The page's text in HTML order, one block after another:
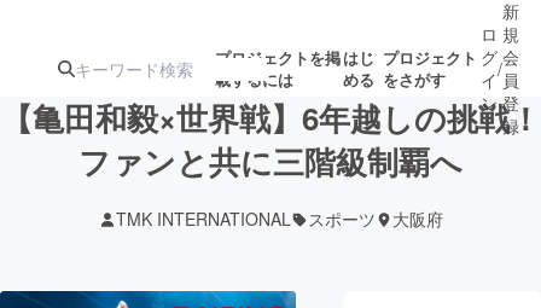
プロジェクトを掲
載するには
はじ
める
プロジェクト
をさがす
ターン
ジェクト
募集終了が近いプ
ロジェクト
もうすぐ公開
されます
ロ
グ
イ
ン
/
新
規
会
員
登
録
【亀田和毅×世界戦】6年越しの挑戦！
ファンと共に三階級制覇へ
TMK INTERNATIONAL スポーツ 大阪府